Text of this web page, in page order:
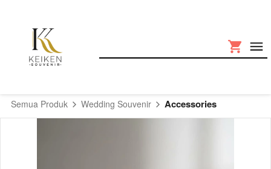
Semua Produk Wedding Souvenir Accessories